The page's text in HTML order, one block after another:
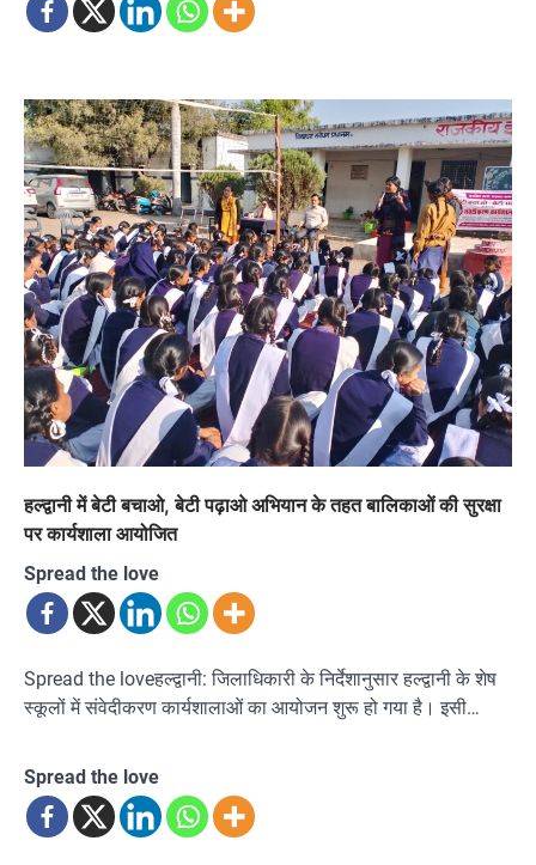
हल्द्वानी में बेटी बचाओ, बेटी पढ़ाओ अभियान के तहत बालिकाओं की सुरक्षा
पर कार्यशाला आयोजित
Spread the love
Spread the loveहल्द्वानी: जिलाधिकारी के निर्देशानुसार हल्द्वानी के शेष
स्कूलों में संवेदीकरण कार्यशालाओं का आयोजन शुरू हो गया है। इसी…
Spread the love